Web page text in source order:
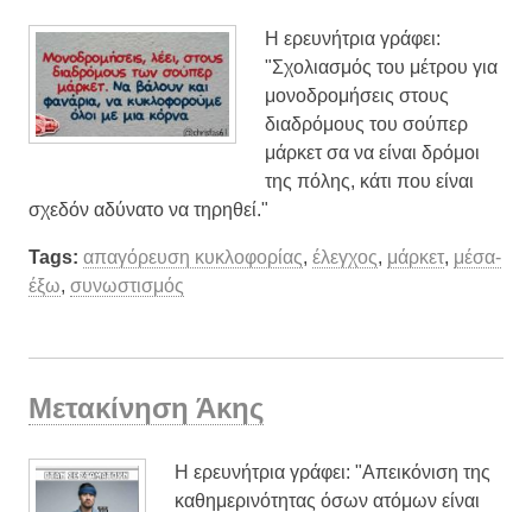
H ερευνήτρια γράφει:
"Σχολιασμός του μέτρου για
μονοδρομήσεις στους
διαδρόμους του σούπερ
μάρκετ σα να είναι δρόμοι
της πόλης, κάτι που είναι
σχεδόν αδύνατο να τηρηθεί."
Tags: απαγόρευση κυκλοφορίας, έλεγχος, μάρκετ, μέσα-
έξω, συνωστισμός
Μετακίνηση Άκης
Η ερευνήτρια γράφει: "Απεικόνιση της
καθημερινότητας όσων ατόμων είναι